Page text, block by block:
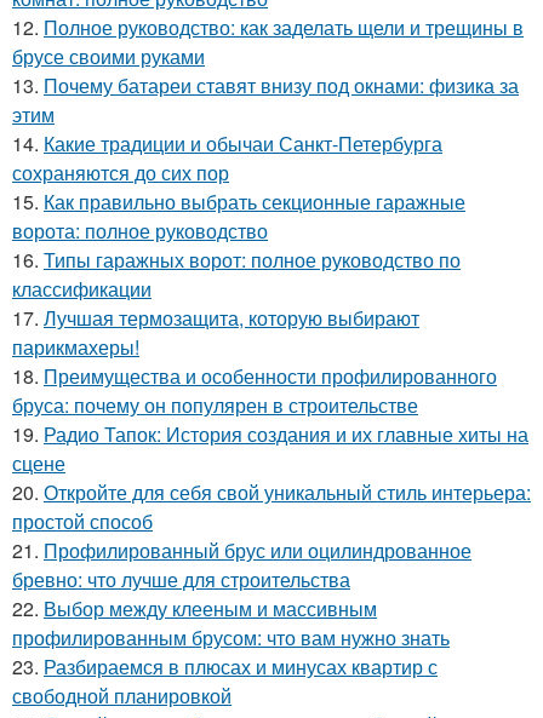
12. Полное руководство: как заделать щели и трещины в
брусе своими руками
13. Почему батареи ставят внизу под окнами: физика за
этим
14. Какие традиции и обычаи Санкт-Петербурга
сохраняются до сих пор
15. Как правильно выбрать секционные гаражные
ворота: полное руководство
16. Типы гаражных ворот: полное руководство по
классификации
17. Лучшая термозащита, которую выбирают
парикмахеры!
18. Преимущества и особенности профилированного
бруса: почему он популярен в строительстве
19. Радио Тапок: История создания и их главные хиты на
сцене
20. Откройте для себя свой уникальный стиль интерьера:
простой способ
21. Профилированный брус или оцилиндрованное
бревно: что лучше для строительства
22. Выбор между клееным и массивным
профилированным брусом: что вам нужно знать
23. Разбираемся в плюсах и минусах квартир с
свободной планировкой